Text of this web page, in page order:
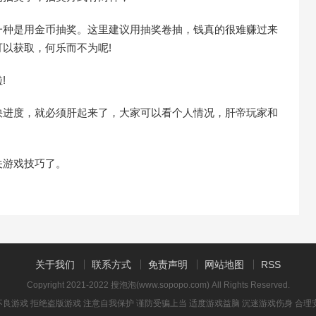
用金币抽奖。这里建议用抽奖卷抽，钱真的很难赚过来
获取，何乐而不为呢!
，就必须肝起来了，大家可以看个人情况，肝帝玩家和
戏技巧了。
关于我们 联系方式 免责声明 网站地图 RSS
Copyright 2021-2022 搜泡泡(www.sopopo.com) All Rights Reserved.
游戏 拒绝盗版游戏 注意自我保护 谨防受骗上当 适度游戏益脑 沉迷游戏伤身 合理